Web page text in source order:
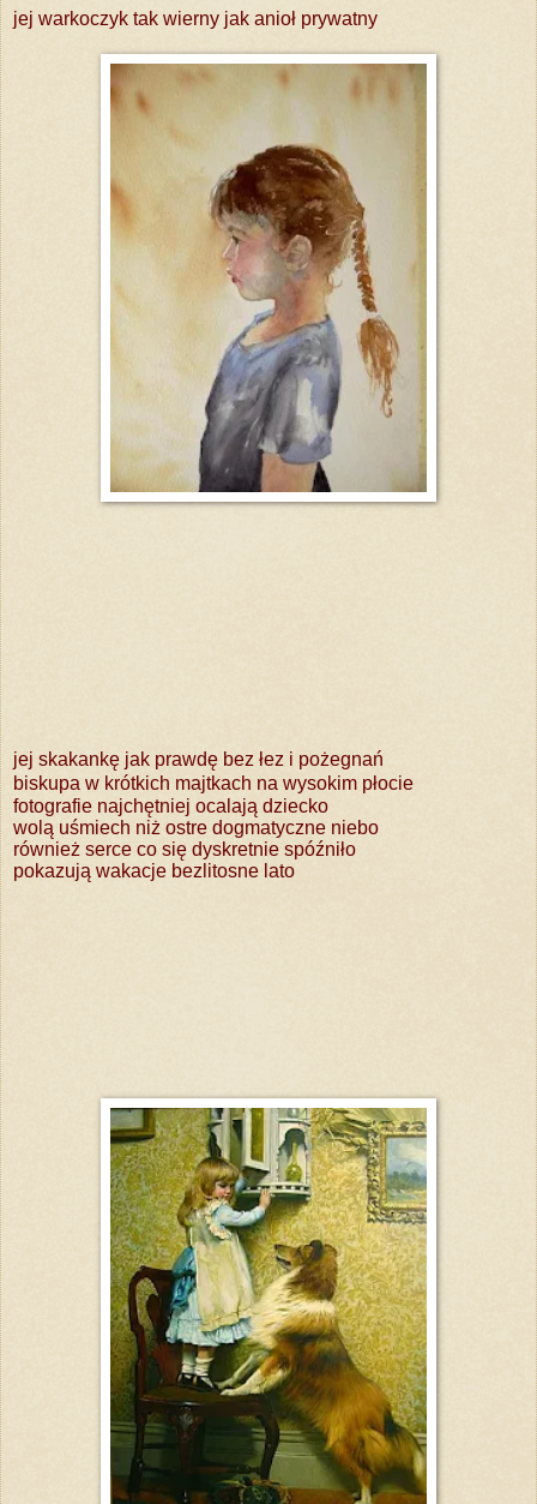
jej warkoczyk tak wierny jak anioł prywatny
jej skakankę jak prawdę bez łez i pożegnań
biskupa w krótkich majtkach na wysokim płocie
fotografie najchętniej ocalają dziecko
wolą uśmiech niż ostre dogmatyczne niebo
również serce co się dyskretnie spóźniło
pokazują wakacje bezlitosne lato